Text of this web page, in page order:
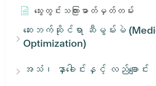
သွေးတွင်းသကြားဓာတ်မှတ်တမ်း
ဆေးဘက်ဆိုင်ရာ ဆီမွမ်းမဲ
Optimization)
အသံ၊ နှာခေါင်းနှင့် လည်ချောင်း